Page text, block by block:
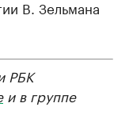
В. Зельмана
РБК
и в группе